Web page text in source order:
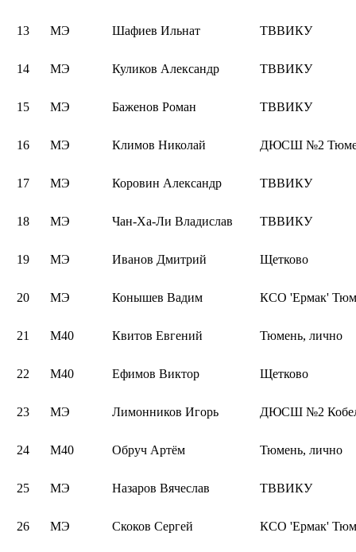
13 МЭ Шафиев Ильнат ТВВИКУ
14 МЭ Куликов Александр ТВВИКУ
15 МЭ Баженов Роман ТВВИКУ
16 МЭ Климов Николай ДЮСШ №2
17 МЭ Коровин Александр ТВВИКУ
18 МЭ Чан-Ха-Ли Владислав ТВВИКУ
19 МЭ Иванов Дмитрий Щетково
20 МЭ Конышев Вадим КСО 'Ермак'
21 М40 Квитов Евгений Тюмень, лично
22 М40 Ефимов Виктор Щетково
23 МЭ Лимонников Игорь ДЮСШ №2
24 М40 Обруч Артём Тюмень, лично
25 МЭ Назаров Вячеслав ТВВИКУ
26 МЭ Скоков Сергей КСО 'Ермак'